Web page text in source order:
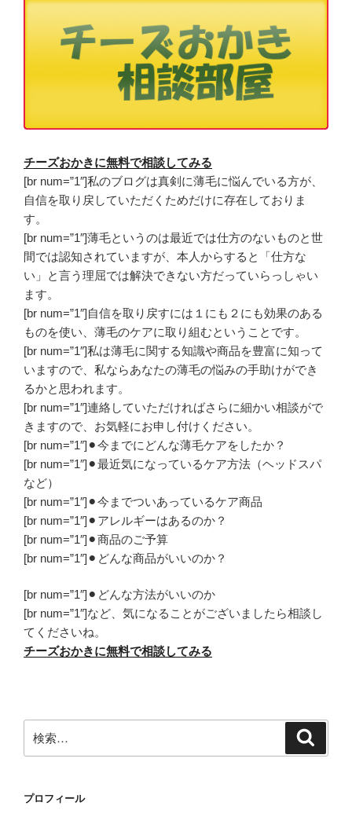
チーズおかきに無料で相談してみる
[br num=”1″]私のブログは真剣に薄毛に悩んでいる方が、
自信を取り戻していただくためだけに存在しておりま
す。
[br num=”1″]薄毛というのは最近では仕方のないものと世
間では認知されていますが、本人からすると「仕方な
い」と言う理屈では解決できない方だっていらっしゃい
ます。
[br num=”1″]自信を取り戻すには１にも２にも効果のある
ものを使い、薄毛のケアに取り組むということです。
[br num=”1″]私は薄毛に関する知識や商品を豊富に知って
いますので、私ならあなたの薄毛の悩みの手助けができ
るかと思われます。
[br num=”1″]連絡していただければさらに細かい相談がで
きますので、お気軽にお申し付けください。
[br num=”1″]⚫︎今までにどんな薄毛ケアをしたか？
[br num=”1″]⚫︎最近気になっているケア方法（ヘッドスパ
など）
[br num=”1″]⚫︎今までついあっているケア商品
[br num=”1″]⚫︎アレルギーはあるのか？
[br num=”1″]⚫︎商品のご予算
[br num=”1″]⚫︎どんな商品がいいのか？
[br num=”1″]⚫︎どんな方法がいいのか
[br num=”1″]など、気になることがございましたら相談し
てくださいね。
チーズおかきに無料で相談してみる
索:
プロフィール